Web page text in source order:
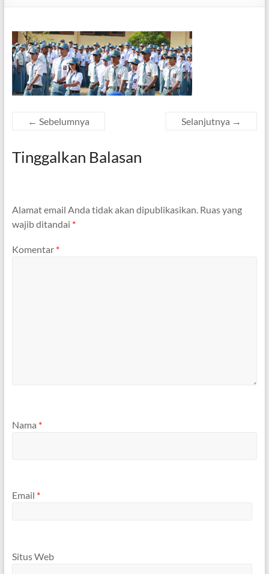
← Sebelumnya Selanjutnya →
Tinggalkan Balasan
Alamat email Anda tidak akan dipublikasikan. Ruas yang
wajib ditandai *
Komentar *
Nama *
Email *
Situs Web